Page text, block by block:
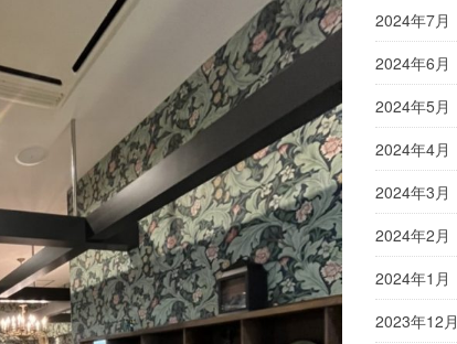
2024年7月
2024年6月
2024年5月
2024年4月
2024年3月
2024年2月
2024年1月
2023年12月